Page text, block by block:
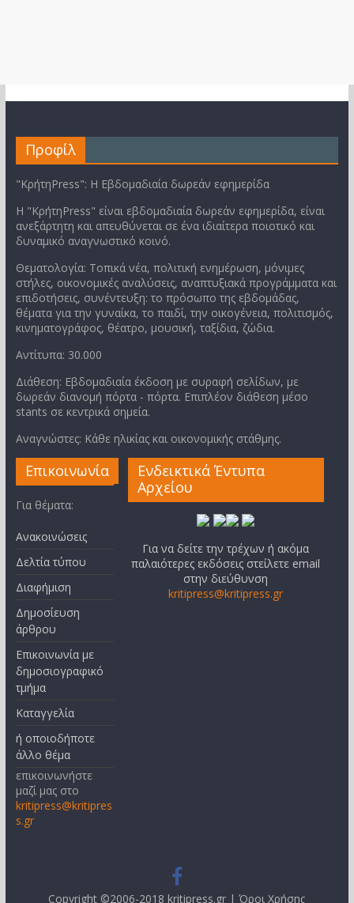
Προφίλ
"ΚρήτηPress": Η Εβδομαδιαία δωρεάν εφημερίδα
Η "ΚρήτηPress" είναι εβδομαδιαία δωρεάν εφημερίδα, είναι
ανεξάρτητη και απευθύνεται σε ένα ιδιαίτερα ποιοτικό και
δυναμικό αναγνωστικό κοινό.
Θεματολογία: Τοπικά νέα, πολιτική ενημέρωση, μόνιμες
στήλες, οικονομικές αναλύσεις, αναπτυξιακά προγράμματα και
επιδοτήσεις, συνέντευξη: το πρόσωπο της εβδομάδας,
θέματα για την γυναίκα, το παιδί, την οικογένεια, πολιτισμός,
κινηματογράφος, θέατρο, μουσική, ταξίδια, ζώδια.
Αντίτυπα: 30.000
Διάθεση: Εβδομαδιαία έκδοση με συραφή σελίδων, με
δωρεάν διανομή πόρτα - πόρτα. Επιπλέον διάθεση μέσο
stants σε κεντρικά σημεία.
Αναγνώστες: Κάθε ηλικίας και οικονομικής στάθμης.
Επικοινωνία
Για θέματα:
Ανακοινώσεις
Δελτία τύπου
Διαφήμιση
Δημοσίευση
άρθρου
Επικοινωνία με
δημοσιογραφικό
τμήμα
Καταγγελία
ή οποιοδήποτε
άλλο θέμα
επικοινωνήστε
μαζί μας στο
kritipress@kritipres
s.gr
Ενδεικτικά Έντυπα
Αρχείου
Για να δείτε την τρέχων ή ακόμα
παλαιότερες εκδόσεις στείλετε email
στην διεύθυνση
kritipress@kritipress.gr
Copyright ©2006-2018 kritipress.gr |Όροι Χρήσης